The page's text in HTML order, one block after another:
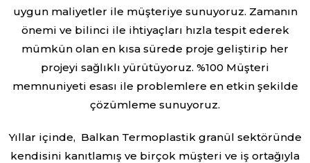
uygun maliyetler ile müşteriye sunuyoruz. Zamanın
önemi ve bilinci ile ihtiyaçları hızla tespit ederek
mümkün olan en kısa sürede proje geliştirip her
projeyi sağlıklı yürütüyoruz. %100 Müşteri
memnuniyeti esası ile problemlere en etkin şekilde
çözümleme sunuyoruz.
Yıllar içinde, Balkan Termoplastik granül sektöründe
kendisini kanıtlamış ve birçok müşteri ve iş ortağıyla